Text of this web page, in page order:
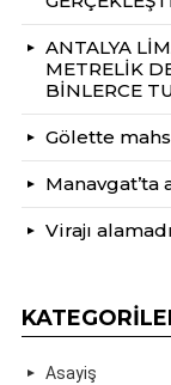
ANTALYA
METRELİK
BİNLERCE
Gölette
Virajı
Asayiş